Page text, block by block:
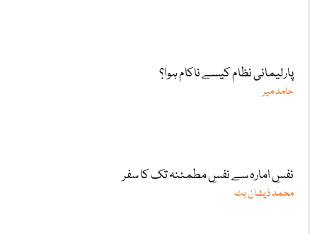
پارلیمانی نظام کیسے ناکام ہوا؟
حامد میر
نفسِ امارہ سے نفسِ مطمئنہ تک کا سفر
محمد ذیشان بٹ